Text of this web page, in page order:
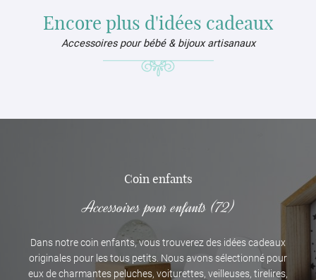
Une question ?
Encore plus d'idées cadeaux
Accessoires pour bébé & bijoux artisanaux
Coin enfants
Accessoires pour enfants (72)
Dans notre coin enfants, vous trouverez des idées cadeaux
originales pour les tous petits. Nous avons sélectionné pour
eux de charmantes peluches, voiturettes, veilleuses, tirelires,